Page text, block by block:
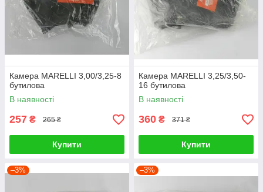
Камера MARELLI 3,00/3,25-8
бутилова
В наявності
257 ₴ 265 ₴
Купити
Камера MARELLI 3,25/3,50-
16 бутилова
В наявності
360 ₴ 371 ₴
Купити
–3% –3%